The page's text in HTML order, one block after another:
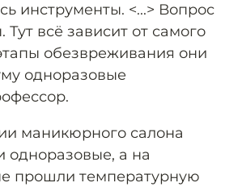
инструменты. <...> Вопрос
всё зависит от самого
обезвреживания они
одноразовые
маникюрного салона
одноразовые, а на
прошли температурную